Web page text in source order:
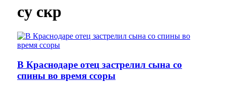
су скр
В Краснодаре отец застрелил сына со
спины во время ссоры